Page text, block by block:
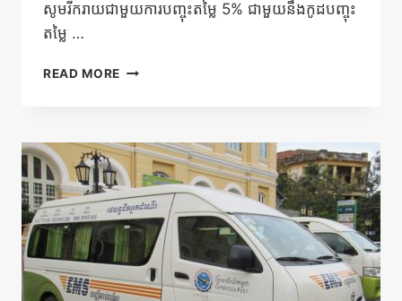
សូមរីករាយជាមួយការបញ្ចុះតម្លៃ 5% ជាមួយនឹងកូដបញ្ចុះ
តម្លៃ …
READ MORE កក់
ក្រុង
ឬ
តាក់
ស៊ី
ហើយ
ចាប់យក
ការ
បញ្ចុះ
តម្លៃ